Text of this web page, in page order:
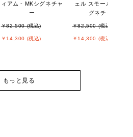
ィアム - MKシグネチャ
ー
￥82,500 (税込)
￥14,300 (税込)
ェル スモール - MKシ
グネチャー
￥82,500 (税込)
￥14,300 (税込)
もっと見る